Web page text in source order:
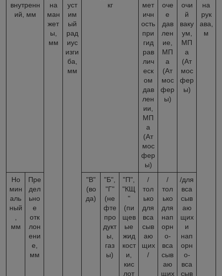
внутренн
ий, мм
на
ман
жет
ы,
мм
уст
им
ый
рад
иус
изги
ба,
мм
кг
мет
ичн
ость
при
гид
рав
лич
еск
ом
дав
лен
ии,
МП
а
(Ат
мос
фер
ы)
оче
е
дав
лен
ие,
МП
а
(Ат
мос
фер
ы)
очи
й
ваку
ум,
МП
а
(Ат
мос
фер
ы)
на
рук
ава,
м
Но
мин
аль
ный
мм
Пре
дел
ьно
е
отк
лон
ени
е,
мм
"В"
(во
да)
"Б",
"Г"
(не
фте
про
дукт
ы,
газ
ы)
"П",
"КЩ
"
(пи
щев
ые
жид
кост
и,
кис
лот
/
тол
ько
для
вса
сыв
аю
щих
/
/
тол
ько
для
нап
орн
о-
вса
сыв
аю
щих
/для
вса
сыв
аю
щих
и
нап
орн
о-
вса
сыв